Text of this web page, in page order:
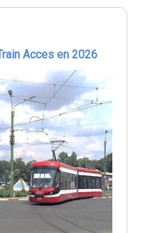
Acces en 2026